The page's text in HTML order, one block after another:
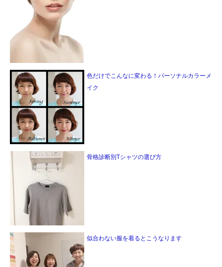
色だけでこんなに変わる！パーソナルカラーメ
イク
骨格診断別Tシャツの選び方
似合わない服を着るとこうなります